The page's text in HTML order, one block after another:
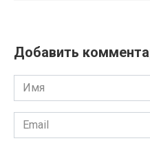
Добавить
Имя
Email